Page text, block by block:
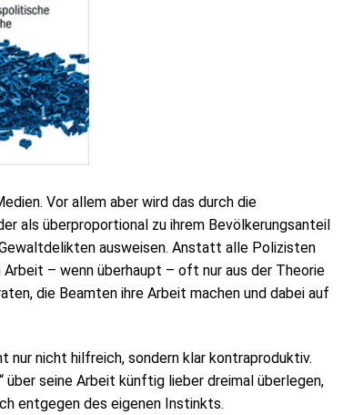
Vor allem aber wird das durch die
als überproportional zu ihrem Bevölkerungsanteil
ausweisen. Anstatt alle Polizisten
– wenn überhaupt – oft nur aus der Theorie
die Beamten ihre Arbeit machen und dabei auf
nur nicht hilfreich, sondern klar kontraproduktiv.
über seine Arbeit künftig lieber dreimal überlegen,
entgegen des eigenen Instinkts.